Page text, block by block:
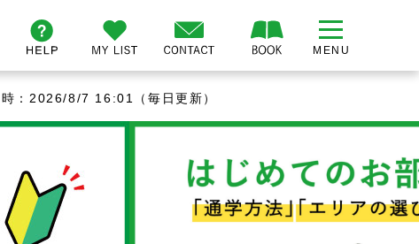
：2026/8/7 16:01（毎日更新）